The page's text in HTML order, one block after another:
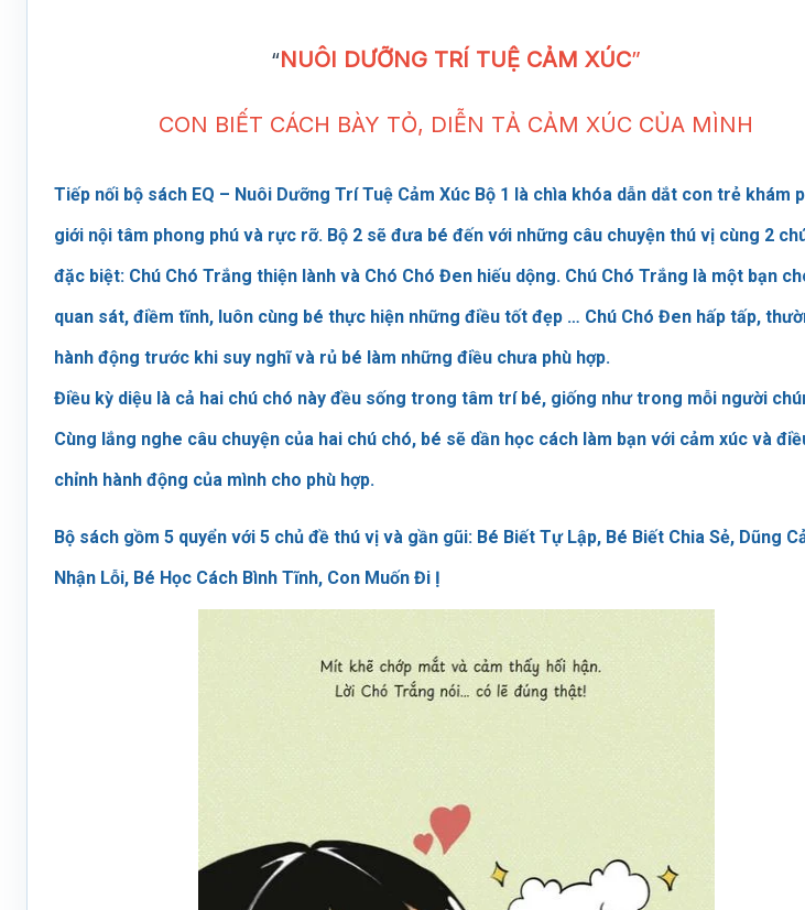
“NUÔI DƯỠNG TRÍ TUỆ CẢM XÚC”
CON BIẾT CÁCH BÀY TỎ, DIỄN TẢ CẢM XÚC CỦA MÌNH
Tiếp nối bộ sách EQ – Nuôi Dưỡng Trí Tuệ Cảm Xúc Bộ 1 là chìa khóa dẫn dắt con trẻ khám
giới nội tâm phong phú và rực rỡ. Bộ 2 sẽ đưa bé đến với những câu chuyện thú vị cùng 2
đặc biệt: Chú Chó Trắng thiện lành và Chó Chó Đen hiếu dộng. Chú Chó Trắng là một bạn
quan sát, điềm tĩnh, luôn cùng bé thực hiện những điều tốt đẹp … Chú Chó Đen hấp tấp,
hành động trước khi suy nghĩ và rủ bé làm những điều chưa phù hợp.
Điều kỳ diệu là cả hai chú chó này đều sống trong tâm trí bé, giống như trong mỗi người
Cùng lắng nghe câu chuyện của hai chú chó, bé sẽ dần học cách làm bạn với cảm xúc và
chỉnh hành động của mình cho phù hợp.
Bộ sách gồm 5 quyển với 5 chủ đề thú vị và gần gũi: Bé Biết Tự Lập, Bé Biết Chia Sẻ, Dũng
Nhận Lỗi, Bé Học Cách Bình Tĩnh, Con Muốn Đi Ị